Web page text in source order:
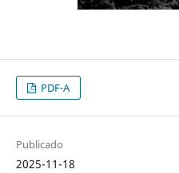
PDF-A
Publicado
2025-11-18